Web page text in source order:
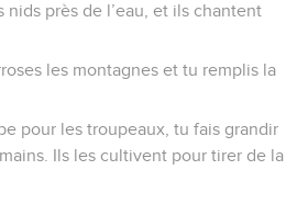
nids près de l’eau, et ils chantent
les montagnes et tu remplis la
pour les troupeaux, tu fais grandir
Ils les cultivent pour tirer de la